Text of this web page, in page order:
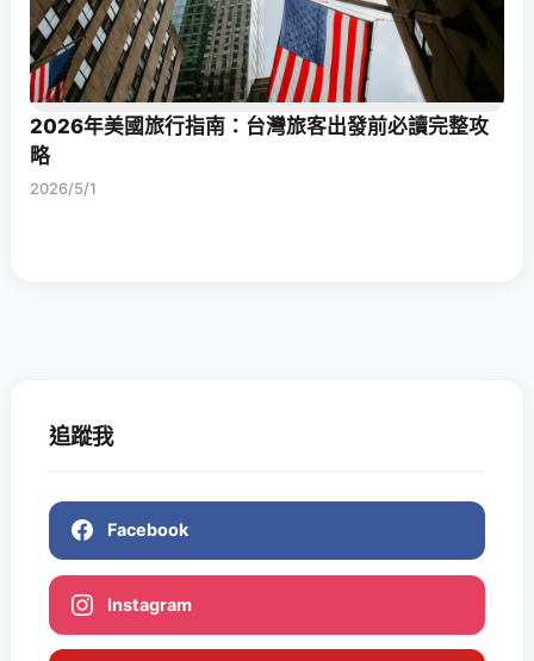
2026年美國旅行指南：台灣旅客出發前必讀完整攻
略
2026/5/1
追蹤我
Facebook
Instagram